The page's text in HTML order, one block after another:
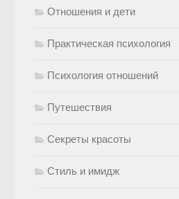
Отношения и дети
Практическая психология
Психология отношений
Путешествия
Секреты красоты
Стиль и имидж